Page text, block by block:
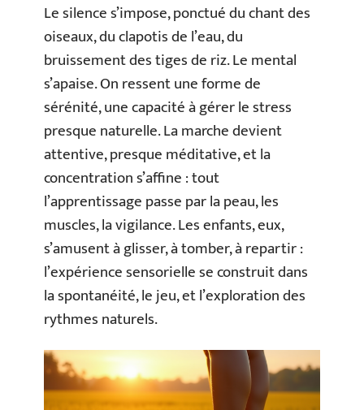
Le silence s’impose, ponctué du chant des
oiseaux, du clapotis de l’eau, du
bruissement des tiges de riz. Le mental
s’apaise. On ressent une forme de
sérénité, une capacité à gérer le stress
presque naturelle. La marche devient
attentive, presque méditative, et la
concentration s’affine : tout
l’apprentissage passe par la peau, les
muscles, la vigilance. Les enfants, eux,
s’amusent à glisser, à tomber, à repartir :
l’expérience sensorielle se construit dans
la spontanéité, le jeu, et l’exploration des
rythmes naturels.